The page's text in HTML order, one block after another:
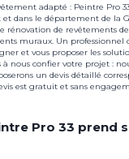
adapté : Peintre Pro
dans le département de la
rénovation de revêtements
muraux. Un professionnel
et vous proposer les
à nous confier votre projet :
un devis détaillé
est gratuit et sans
Pro 33 prend